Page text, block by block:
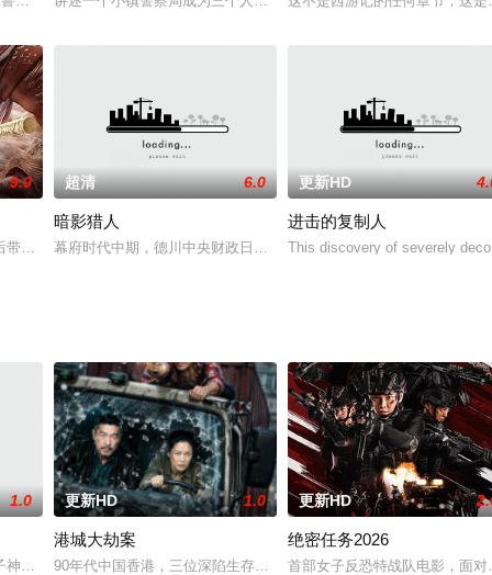
主，最后落入尚武的胡彪手中，胡彪从中大发横财
9.0
着被欺压的妖族兄弟们再闹天宫的故事。400年前齐天大圣(谢苗饰)率领妖
超清 6.0
暗影猎人
幕府时代中期，德川中央财政日渐亏空。贪婪的统治者为了聚敛钱
更新HD
进击的复制人
This discovery of severely
荒原深处的偏远哨站暂避。歹徒很快循着踪迹追来
1.0
策府神威将军冷啸天，席间告知他一个消息，刚刚继任北疆镇海王的薛世
更新HD 1.0
港城大劫案
90年代中国香港，三位深陷生存绝境的底层小人物，因一场劫案命
更新HD
绝密任务2026
首部女子反恐特战队电影，面